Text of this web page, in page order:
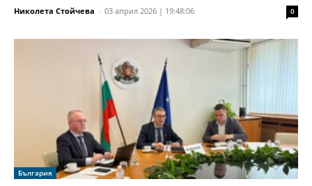
Николета Стойчева - 03 април 2026 | 19:48:06 0
България